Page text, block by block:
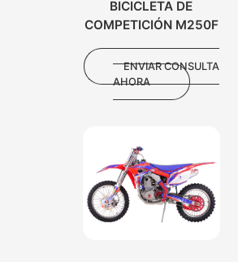
BICICLETA DE
COMPETICIÓN M250F
ENVIAR CONSULTA
AHORA